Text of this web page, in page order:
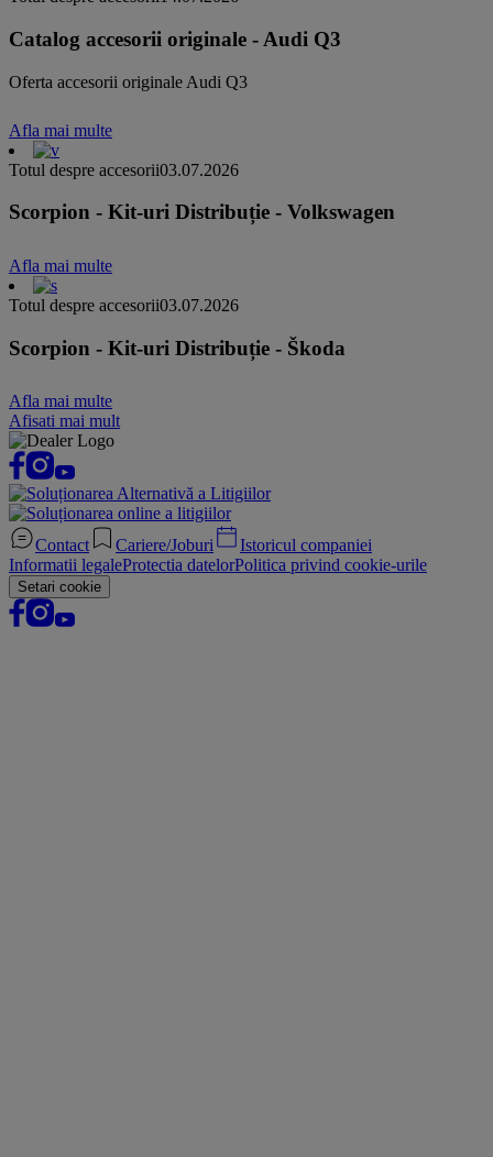
Catalog accesorii originale - Audi Q3
Oferta accesorii originale Audi Q3
Afla mai multe
Totul despre accesorii03.07.2026
Scorpion - Kit-uri Distribuție - Volkswagen
Afla mai multe
Totul despre accesorii03.07.2026
Scorpion - Kit-uri Distribuție - Škoda
Afla mai multe
Afisati mai mult
Contact Cariere/Joburi
Istoricul companiei
Informatii legaleProtectia datelorPolitica privind cookie-urile
Setari cookie